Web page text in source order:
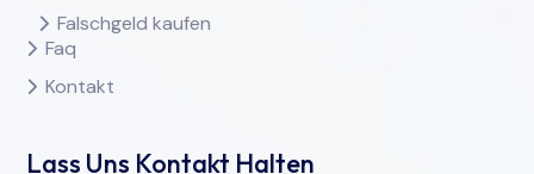
Falschgeld kaufen
Faq
Kontakt
Lass Uns Kontakt Halten